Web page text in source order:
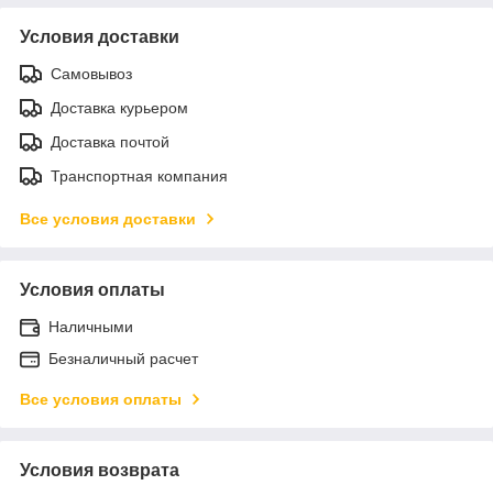
Условия доставки
Самовывоз
Доставка курьером
Доставка почтой
Транспортная компания
Все условия доставки
Условия оплаты
Наличными
Безналичный расчет
Все условия оплаты
Условия возврата